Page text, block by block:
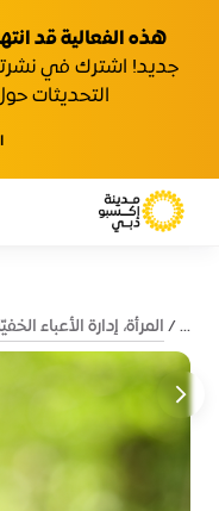
هذه الفعالية قد
جديد! اشترك في
التحديثات
... المرأة، إدارة الأعباء